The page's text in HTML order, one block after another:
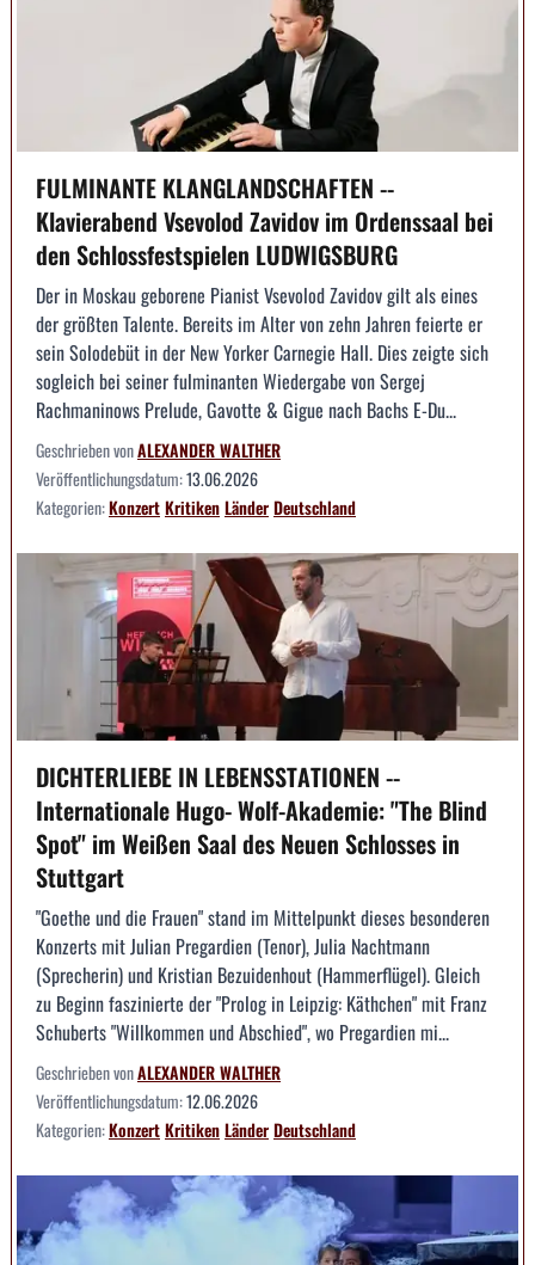
FULMINANTE KLANGLANDSCHAFTEN --
Klavierabend Vsevolod Zavidov im Ordenssaal bei
den Schlossfestspielen LUDWIGSBURG
Der in Moskau geborene Pianist Vsevolod Zavidov gilt als eines
der größten Talente. Bereits im Alter von zehn Jahren feierte er
sein Solodebüt in der New Yorker Carnegie Hall. Dies zeigte sich
sogleich bei seiner fulminanten Wiedergabe von Sergej
Rachmaninows Prelude, Gavotte & Gigue nach Bachs E-Du...
Geschrieben vonALEXANDER WALTHER
Veröffentlichungsdatum:13.06.2026
Kategorien:KonzertKritikenLänderDeutschland
DICHTERLIEBE IN LEBENSSTATIONEN --
Internationale Hugo- Wolf-Akademie: "The Blind
Spot" im Weißen Saal des Neuen Schlosses in
Stuttgart
"Goethe und die Frauen" stand im Mittelpunkt dieses besonderen
Konzerts mit Julian Pregardien (Tenor), Julia Nachtmann
(Sprecherin) und Kristian Bezuidenhout (Hammerflügel). Gleich
zu Beginn faszinierte der "Prolog in Leipzig: Käthchen" mit Franz
Schuberts "Willkommen und Abschied", wo Pregardien mi...
Geschrieben vonALEXANDER WALTHER
Veröffentlichungsdatum:12.06.2026
Kategorien:KonzertKritikenLänderDeutschland